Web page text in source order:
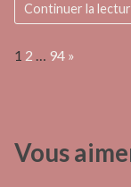
Continuer la
Page:
1 2 … 94 Next
»
Vous